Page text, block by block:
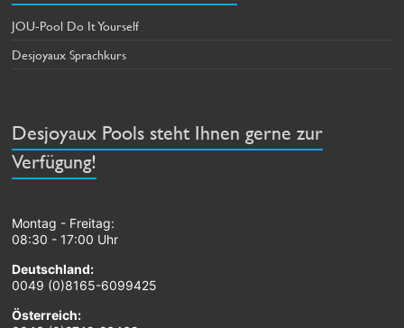
JOU-Pool Do It Yourself
Desjoyaux Sprachkurs
Desjoyaux Pools steht Ihnen gerne zur
Verfügung!
Montag - Freitag:
08:30 - 17:00 Uhr
Deutschland:
0049 (0)8165-6099425
Österreich: